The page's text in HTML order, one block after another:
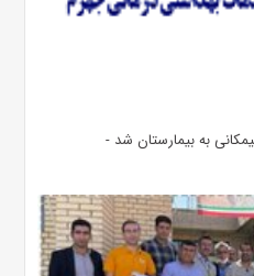
به بیمارستان شد -